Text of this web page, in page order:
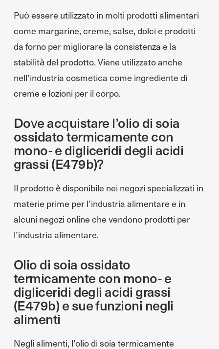
Può essere utilizzato in molti prodotti alimentari
come margarine, creme, salse, dolci e prodotti
da forno per migliorare la consistenza e la
stabilità del prodotto. Viene utilizzato anche
nell’industria cosmetica come ingrediente di
creme e lozioni per il corpo.
Dove acquistare l’olio di soia
ossidato termicamente con
mono- e digliceridi degli acidi
grassi (E479b)?
Il prodotto è disponibile nei negozi specializzati in
materie prime per l’industria alimentare e in
alcuni negozi online che vendono prodotti per
l’industria alimentare.
Olio di soia ossidato
termicamente con mono- e
digliceridi degli acidi grassi
(E479b) e sue funzioni negli
alimenti
Negli alimenti, l’olio di soia termicamente